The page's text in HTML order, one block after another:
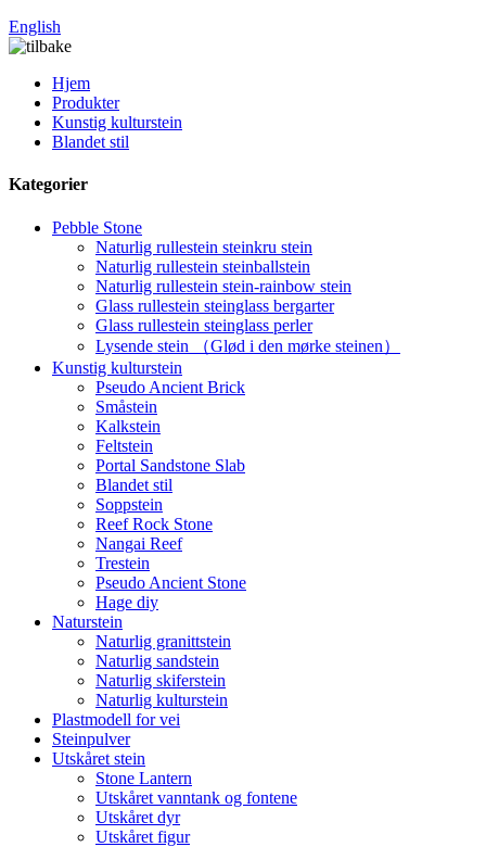
English
Hjem
Produkter
Kunstig kulturstein
Blandet stil
Kategorier
Pebble Stone
Naturlig rullestein steinkru stein
Naturlig rullestein steinballstein
Naturlig rullestein stein-rainbow stein
Glass rullestein steinglass bergarter
Glass rullestein steinglass perler
Lysende stein （Glød i den mørke steinen）
Kunstig kulturstein
Pseudo Ancient Brick
Småstein
Kalkstein
Feltstein
Portal Sandstone Slab
Blandet stil
Soppstein
Reef Rock Stone
Nangai Reef
Trestein
Pseudo Ancient Stone
Hage diy
Naturstein
Naturlig granittstein
Naturlig sandstein
Naturlig skiferstein
Naturlig kulturstein
Plastmodell for vei
Steinpulver
Utskåret stein
Stone Lantern
Utskåret vanntank og fontene
Utskåret dyr
Utskåret figur